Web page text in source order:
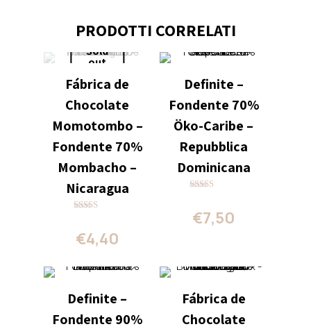
PRODOTTI CORRELATI
Sold
out
Fábrica de
Chocolate
Momotombo –
Fondente 70%
Mombacho –
Nicaragua
su 5
€4,40
Definite –
Fondente 70%
Öko-Caribe –
Repubblica
Dominicana
su 5
€7,50
Definite –
Fondente 90%
Fábrica de
Chocolate